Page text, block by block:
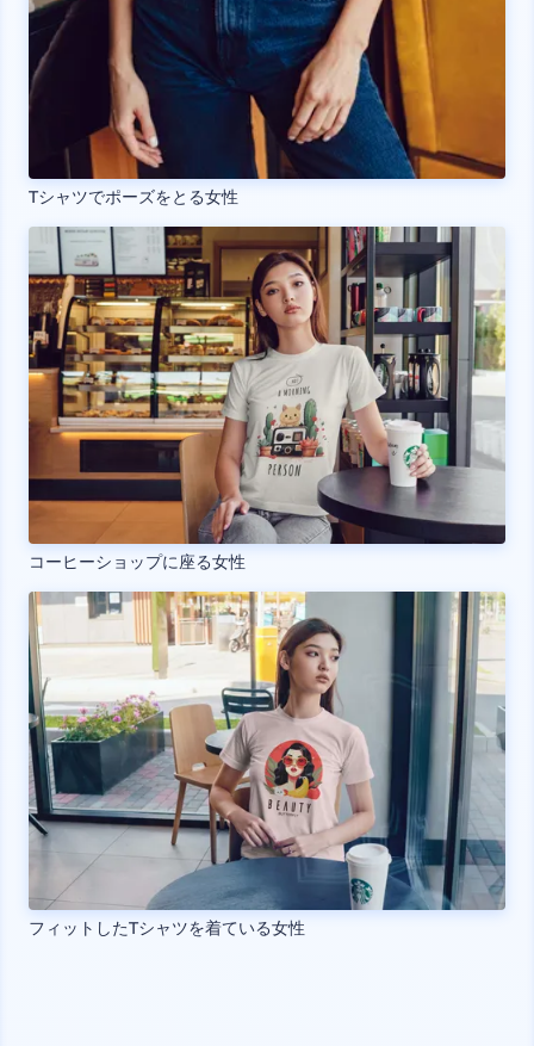
Tシャツでポーズをとる女性
コーヒーショップに座る女性
フィットしたTシャツを着ている女性